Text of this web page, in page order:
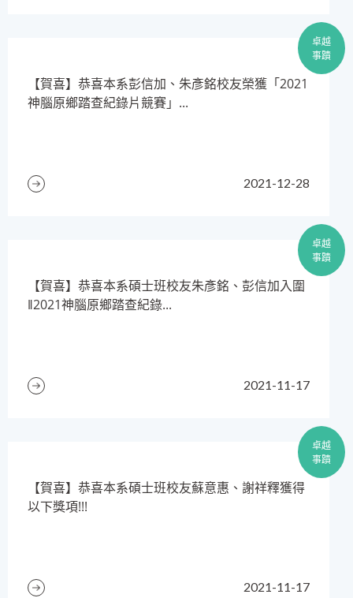
卓越
事蹟
2021-12-28
【賀喜】恭喜本系彭信加、朱彥銘校友榮獲「2021
神腦原鄉踏查紀錄片競賽」...
卓越
事蹟
2021-11-17
​【賀喜】恭喜本系碩士班校友朱彥銘、彭信加入圍
‖2021神腦原鄉踏查紀錄...
卓越
事蹟
2021-11-17
【賀喜】恭喜本系碩士班校友蘇意惠、謝祥釋獲得
以下獎項!!!